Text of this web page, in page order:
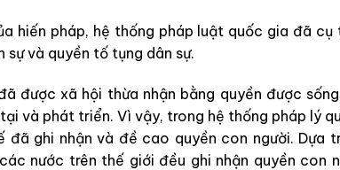
hiến pháp, hệ thống pháp luật quốc gia đã
và quyền tố tụng dân sự.
được xã hội thừa nhận bằng quyền được
và phát triển. Vì vậy, trong hệ thống pháp lý
ghi nhận và đề cao quyền con người. Dựa
nước trên thế giới đều ghi nhận quyền con